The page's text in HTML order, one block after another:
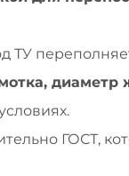
ТУ
диаметр
ГОСТ,